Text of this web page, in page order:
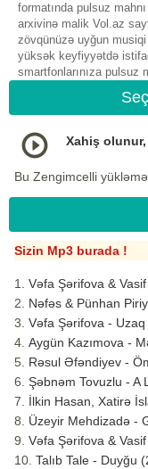
formatında pulsuz
arxivinə malik Vol.az
zövqünüzə uyğun musiqi
yüksək keyfiyyətdə
smartfonlarınıza pulsuz
Xahiş
Bu Zengimcelli
Sizin Mp3 burada !
Vəfa Şərifova &
Nəfəs & Pünhan
Vəfa Şərifova -
Aygün Kazımova -
Rəsul Əfəndiyev -
Şəbnəm Tovuzlu - A
İlkin Hasan, Xatirə
Üzeyir Mehdizadə -
Vəfa Şərifova &
Talıb Tale - Duyğu